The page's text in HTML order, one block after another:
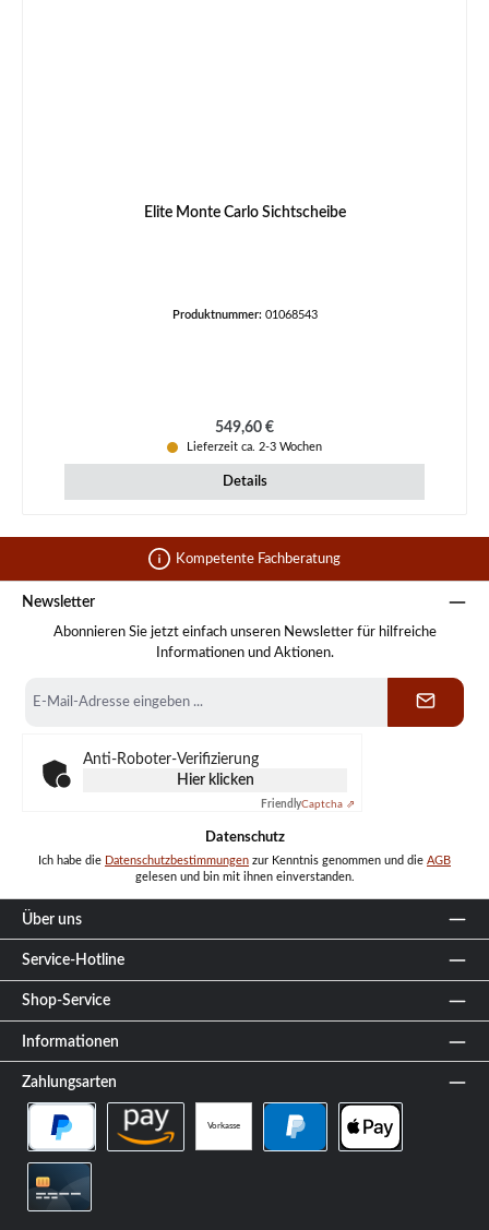
Elite Monte Carlo Sichtscheibe
Produktnummer: 01068543
Regulärer Preis:
549,60 €
Lieferzeit ca. 2-3 Wochen
Details
Kompetente Fachberatung
Newsletter
Abonnieren Sie jetzt einfach unseren Newsletter für hilfreiche
Informationen und Aktionen.
Mail-
Anti-Roboter-Verifizierung
Hier klicken
FriendlyCaptcha ⇗
Datenschutz
Ich habe die Datenschutzbestimmungen zur Kenntnis genommen und die AGB
gelesen und bin mit ihnen einverstanden.
Über uns
Service-Hotline
Shop-Service
Informationen
Zahlungsarten
Vorkasse
PayPal Später Bezahlen